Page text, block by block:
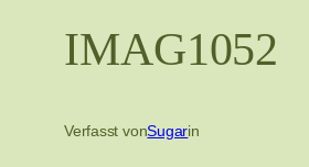
IMAG1052
Verfasst vonSugarin